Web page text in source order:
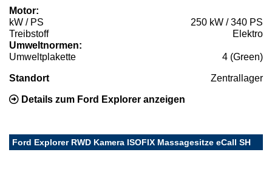
Motor:
kW / PS
250 kW / 340 PS
Treibstoff
Elektro
Umweltnormen:
Umweltplakette
4 (Green)
Standort Zentrallager
Details zum Ford Explorer anzeigen
Ford Explorer RWD Kamera ISOFIX Massagesitze eCall SH